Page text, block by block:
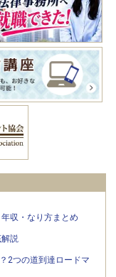
収・なり方まとめ
解説
2つの道到達ロードマ